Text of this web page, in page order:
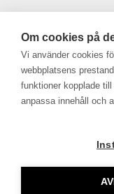
2022-07-19 Alkohol
Marknadsföring,
Du måste logga
Om cookies på
Vi använder cookies
webbplatsens
funktioner kopplade
anpassa innehåll och